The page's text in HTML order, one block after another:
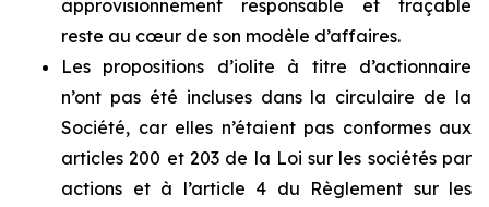
approvisionnement responsable et traçable
reste au cœur de son modèle d’affaires.
Les propositions d’iolite à titre d’actionnaire
n’ont pas été incluses dans la circulaire de la
Société, car elles n’étaient pas conformes aux
articles 200 et 203 de la Loi sur les sociétés par
actions et à l’article 4 du Règlement sur les